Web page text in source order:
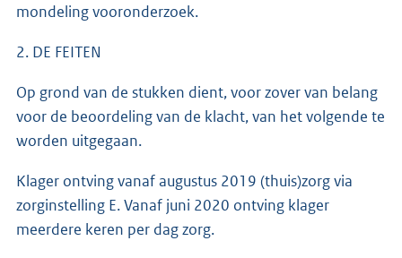
mondeling vooronderzoek.
2. DE FEITEN
Op grond van de stukken dient, voor zover van belang
voor de beoordeling van de klacht, van het volgende te
worden uitgegaan.
Klager ontving vanaf augustus 2019 (thuis)zorg via
zorginstelling E. Vanaf juni 2020 ontving klager
meerdere keren per dag zorg.